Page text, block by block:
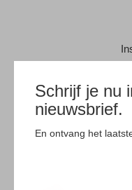
Schrijf je nu
nieuwsbrief.
En ontvang het